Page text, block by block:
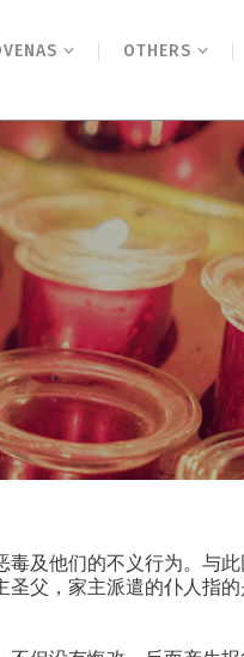
OTHERS
及他们的不义行为。与
父，家主派遣的仆人指